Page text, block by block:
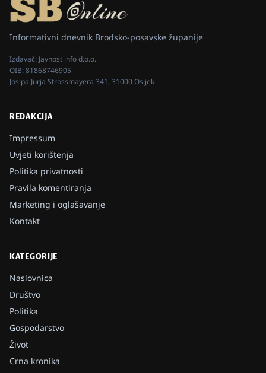
Informativni dnevnik Brodsko-posavske županije
Izdavač: Javnost info d.o.o.
OIB:81868746905
Josipa Jurja Strossmayera 341, 31000 Osijek
REDAKCIJA
Impressum
Uvjeti korištenja
Politika privatnosti
Pravila komentiranja
Marketing i oglašavanje
Kontakt
KATEGORIJE
Naslovnica
Društvo
Politika
Gospodarstvo
Život
Crna kronika